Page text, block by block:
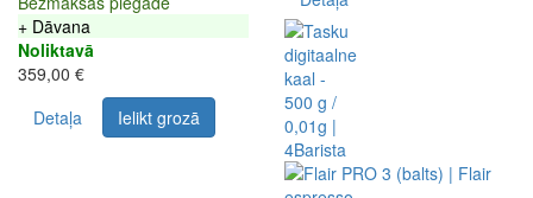
+ Dāvana
Noliktavā
359,00 €
Detaļa
Ielikt grozā